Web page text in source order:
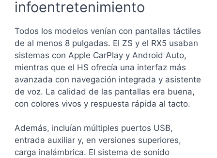
infoentretenimiento
Todos los modelos venían con pantallas táctiles
de al menos 8 pulgadas. El ZS y el RX5 usaban
sistemas con Apple CarPlay y Android Auto,
mientras que el HS ofrecía una interfaz más
avanzada con navegación integrada y asistente
de voz. La calidad de las pantallas era buena,
con colores vivos y respuesta rápida al tacto.
Además, incluían múltiples puertos USB,
entrada auxiliar y, en versiones superiores,
carga inalámbrica. El sistema de sonido